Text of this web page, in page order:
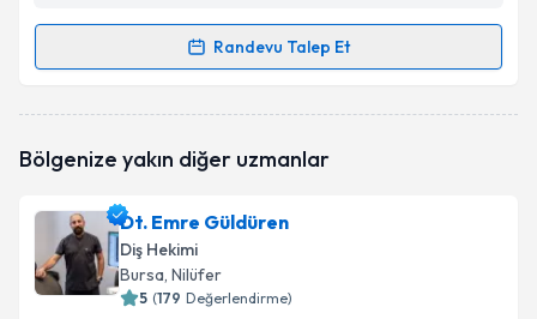
Randevu Talep Et
Randevu Takvimi Talebi
oluşturun. Size bu uzmandan randevu almanız için bir
E-posta Adresiniz
Bölgenize yakın diğer uzmanlar
Dt. Emre Güldüren
Diş Hekimi
Bursa, Nilüfer
5 (179 Değerlendirme)